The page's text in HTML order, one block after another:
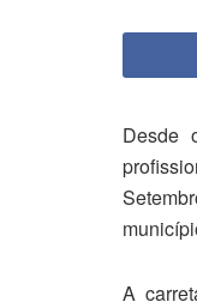
Desde
A